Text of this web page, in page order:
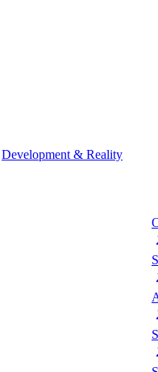
Development & Reality